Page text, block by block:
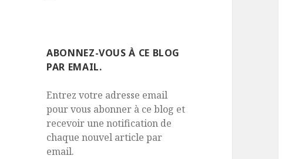
ABONNEZ-VOUS À CE BLOG
PAR EMAIL.
Entrez votre adresse email
pour vous abonner à ce blog et
recevoir une notification de
chaque nouvel article par
email.